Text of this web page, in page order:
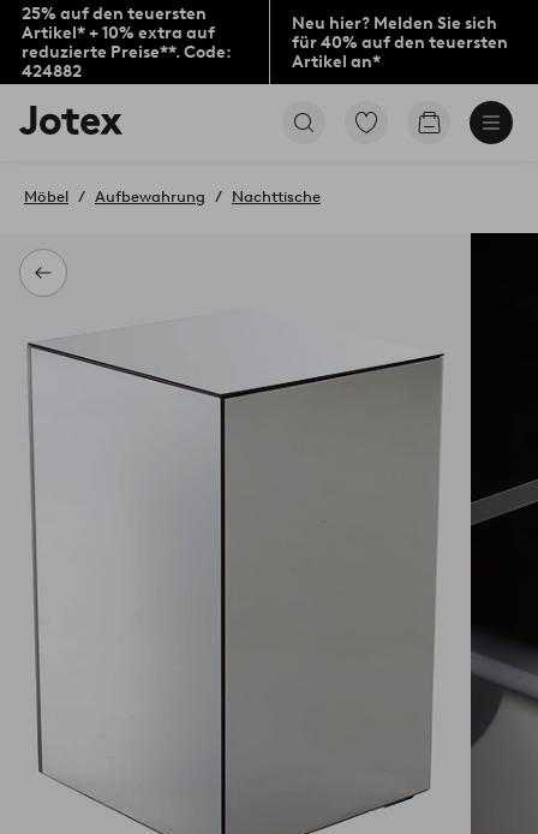
25% auf den teuersten
Artikel* + 10% extra auf
reduzierte Preise**. Code:
424882
Neu hier? Melden Sie sich
für 40% auf den teuersten
Artikel an*
Jotex-
Logo
Startseite
Zu
Zum
Zurück
Möbel Aufbewahrung Nachttische